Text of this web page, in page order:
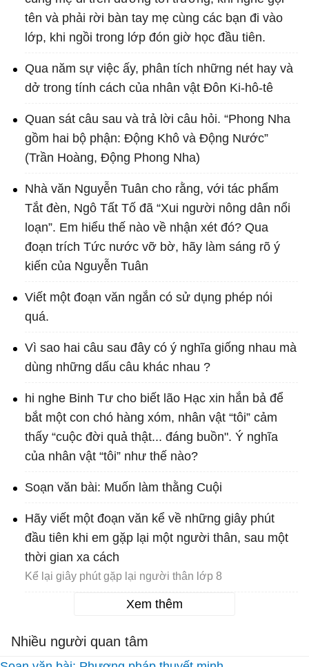
tên và phải rời bàn tay mẹ cùng các bạn đi vào
lớp, khi ngồi trong lớp đón giờ học đầu tiên.
Qua năm sự việc ấy, phân tích những nét hay và
dở trong tính cách của nhân vật Đôn Ki-hô-tê
Quan sát câu sau và trả lời câu hỏi. “Phong Nha
gồm hai bộ phận: Động Khô và Động Nước”
(Trần Hoàng, Động Phong Nha)
Nhà văn Nguyễn Tuân cho rằng, với tác phẩm
Tắt đèn, Ngô Tất Tố đã “Xui người nông dân nổi
loạn”. Em hiểu thế nào về nhận xét đó? Qua
đoạn trích Tức nước vỡ bờ, hãy làm sáng rõ ý
kiến của Nguyễn Tuân
Viết một đoạn văn ngắn có sử dụng phép nói
quá.
Vì sao hai câu sau đây có ý nghĩa giống nhau mà
dùng những dấu câu khác nhau ?
hi nghe Binh Tư cho biết lão Hạc xin hắn bả để
bắt một con chó hàng xóm, nhân vật “tôi” cảm
thấy “cuộc đời quả thật... đáng buồn". Ý nghĩa
của nhân vật “tôi” như thế nào?
Soạn văn bài: Muốn làm thằng Cuội
Hãy viết một đoạn văn kể về những giây phút
đầu tiên khi em gặp lại một người thân, sau một
thời gian xa cách
Kể lại giây phút gặp lại người thân lớp 8
Xem thêm
Nhiều người quan tâm